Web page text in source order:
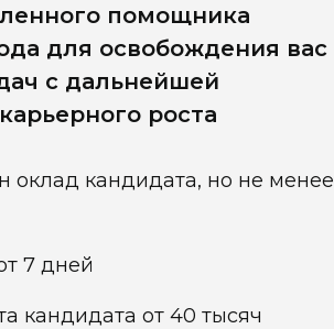
оклад кандидата, но не менее
7 дней
помощника
для освобождения вас
с дальнейшей
роста
кандидата от 40 тысяч